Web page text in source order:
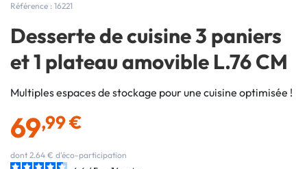
Référence : 16221
Desserte de cuisine 3 paniers
et 1 plateau amovible L.76 CM
Multiples espaces de stockage pour une cuisine optimisée !
69,99 €
dont 2.64 € d'éco-participation